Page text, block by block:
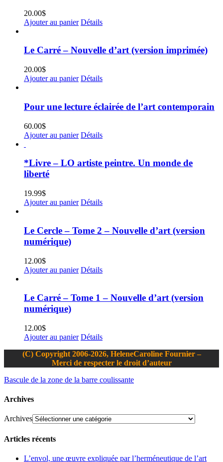
20.00$
Ajouter au panier Détails
Le Carré – Nouvelle d’art (version imprimée)
20.00$
Ajouter au panier Détails
Pour une lecture éclairée de l’art contemporain
60.00$
Ajouter au panier Détails
*Livre – LO artiste peintre. Un monde de
liberté
19.99$
Ajouter au panier Détails
Le Cercle – Tome 2 – Nouvelle d’art (version
numérique)
12.00$
Ajouter au panier Détails
Le Carré – Tome 1 – Nouvelle d’art (version
numérique)
12.00$
Ajouter au panier Détails
(C) Copyright 2006-2026, HeleneCaroline Fournier –
Merci de respecter le droit d’auteur
Bascule de la zone de la barre coulissante
Archives
Archives
Articles récents
L’envol, une œuvre expliquée par l’herméneutique de l’art